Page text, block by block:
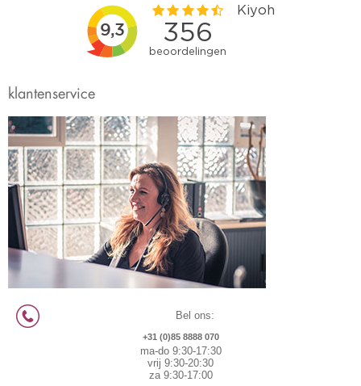
klantenservice
Bel ons:
+31 (0)85 8888 070
ma-do 9:30-17:30
vrij 9:30-20:30
za 9:30-17:00